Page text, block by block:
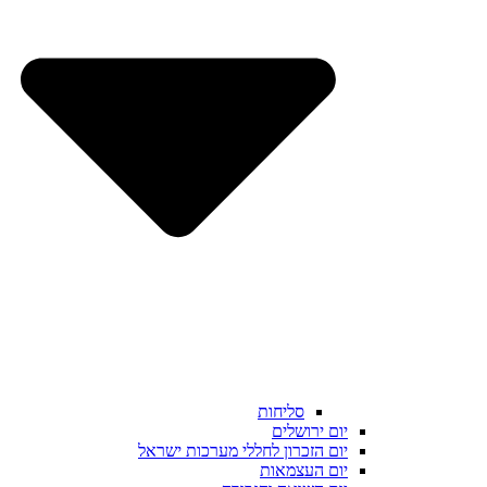
סליחות
יום ירושלים
יום הזכרון לחללי מערכות ישראל
יום העצמאות